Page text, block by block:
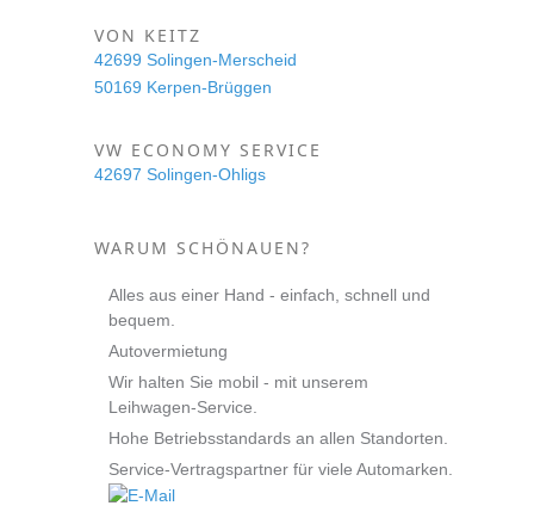
VON KEITZ
42699 Solingen-Merscheid
50169 Kerpen-Brüggen
VW ECONOMY SERVICE
42697 Solingen-Ohligs
WARUM SCHÖNAUEN?
Alles aus einer Hand - einfach, schnell und
bequem.
Autovermietung
Wir halten Sie mobil - mit unserem
Leihwagen-Service.
Hohe Betriebsstandards an allen Standorten.
Service-Vertragspartner für viele Automarken.